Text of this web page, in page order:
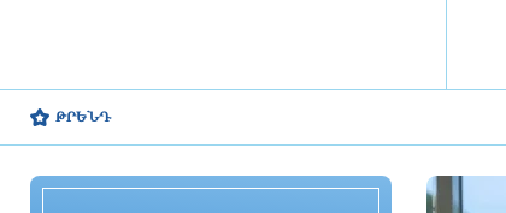
բնակչությունը
ԹՐԵՆԴ